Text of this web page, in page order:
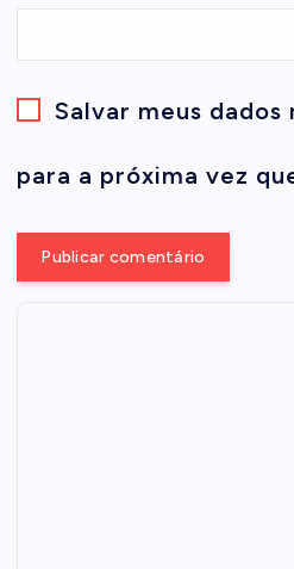
Salvar meus
para a próxima vez